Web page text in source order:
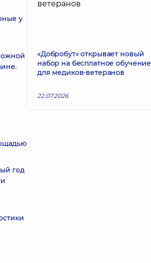
у
год
«Добробут» открывает новый
набор на бесплатное обучение
для медиков-ветеранов
22.07.2026